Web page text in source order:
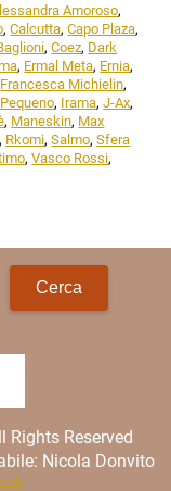
Amoroso,
,Calcutta,Capo Plaza,
,Coez, Dark
, Ermal Meta, Ernia,
Francesca Michielin,
, Irama,J-Ax,
, Maneskin, Max
, Rkomi,Salmo,Sfera
,Vasco Rossi,
Reserved
Nicola Donvito